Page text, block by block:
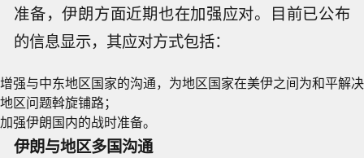
准备，伊朗方面近期也在加强应对。目前已公布
的信息显示，其应对方式包括：
增强与中东地区国家的沟通，为地区国家在美伊之间为和平解决
地区问题斡旋铺路；
加强伊朗国内的战时准备。
伊朗与地区多国沟通